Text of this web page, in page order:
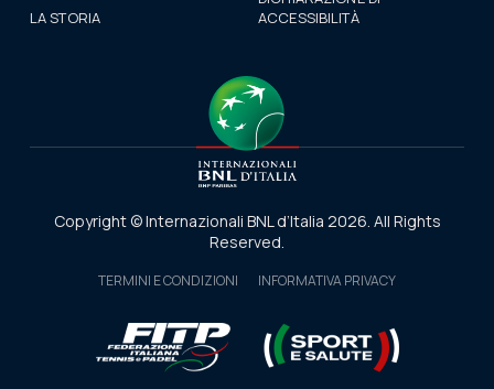
LA STORIA
ACCESSIBILITÀ
Copyright © Internazionali BNL d’Italia 2026. All Rights
Reserved.
TERMINI E CONDIZIONI INFORMATIVA PRIVACY